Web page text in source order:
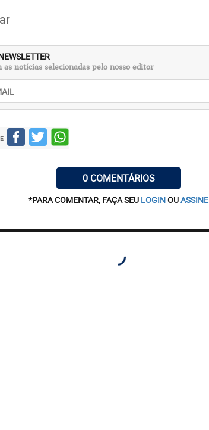
as notícias selecionadas pelo nosso editor
0 COMENTÁRIOS
*PARA COMENTAR, FAÇA SEU LOGINOUASSINE